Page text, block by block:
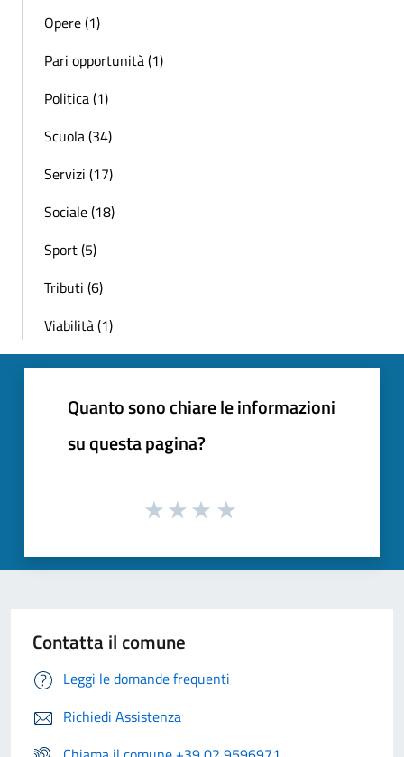
Opere (1)
Pari opportunità (1)
Politica (1)
Scuola (34)
Servizi (17)
Sociale (18)
Sport (5)
Tributi (6)
Viabilità (1)
Quanto sono chiare le informazioni
su questa pagina?
Contatta il comune
Leggi le domande frequenti
Richiedi Assistenza